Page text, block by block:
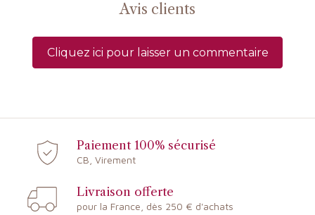
Avis clients
Cliquez ici pour laisser un commentaire
Paiement 100% sécurisé
CB, Virement
Livraison offerte
pour la France, dès 250 € d'achats